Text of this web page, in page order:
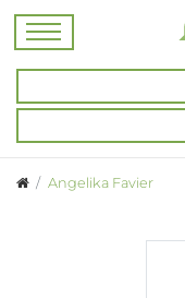
Angelika Favier